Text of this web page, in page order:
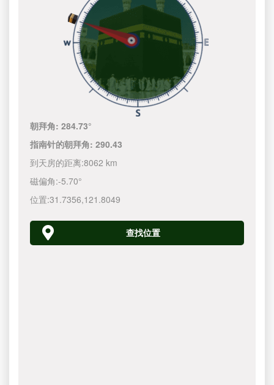
朝拜角:284.73°
指南针的朝拜角:290.43
到天房的距离:8062 km
磁偏角:-5.70°
位置:31.7356,121.8050
查找位置